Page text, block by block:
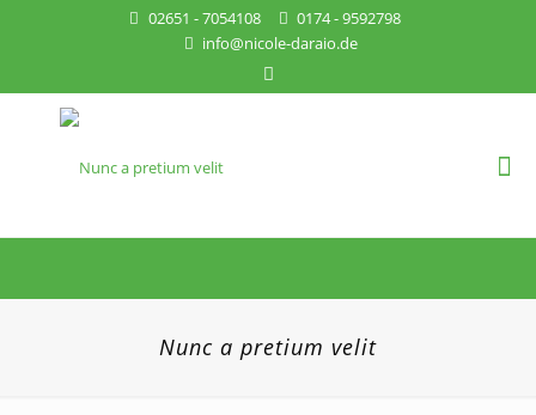
02651 - 7054108
0174 - 9592798
info@nicole-daraio.de
Nunc a pretium velit